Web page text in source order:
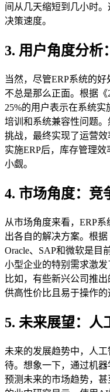
间从几天缩短到几小时
决策速度。
3. 用户角度分析
当然，尽管ERP系统的
不总是那么正面。根据
25%的用户表示在系统
培训和系统兼容性问题
挑战，最终实现了运营
实施ERP后，库存管理
小觑。
4. 市场角度：竞
从市场角度来看，ERP
出各自的解决方案。根据
Oracle、SAP和微软是目
小型企业的特别需求激发
比如，有些新兴公司推
供高性价比且易于操作的
5. 未来展望：人
未来的发展趋势中，人
待。想象一下，通过机器
预测未来的市场趋势，